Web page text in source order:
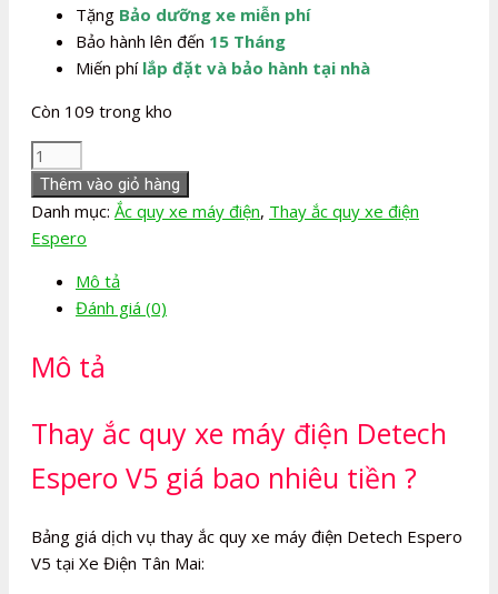
Tặng Bảo dưỡng xe miễn phí
Bảo hành lên đến 15 Tháng
Miến phí lắp đặt và bảo hành tại nhà
Còn 109 trong kho
Thay
Ắc
quy
xe
điện
Detech
V5
lượng
Thêm vào giỏ hàng
Danh mục: Ắc quy xe máy điện, Thay ắc quy xe điện
Espero
Mô tả
Đánh giá (0)
Mô tả
Thay ắc quy xe máy điện Detech
Espero V5 giá bao nhiêu tiền ?
Bảng giá dịch vụ thay ắc quy xe máy điện Detech Espero
V5 tại Xe Điện Tân Mai: